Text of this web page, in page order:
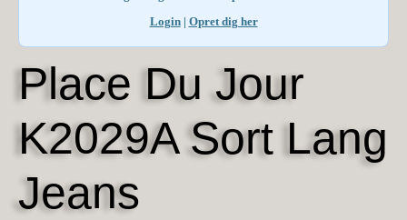
Login| Opret dig her
Place Du Jour
K2029A Sort Lang
Jeans